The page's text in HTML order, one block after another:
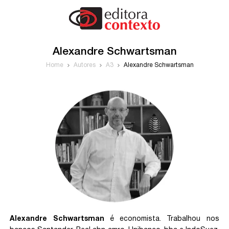
Alexandre Schwartsman
Home Autores A3 Alexandre Schwartsman
Alexandre Schwartsman é economista. Trabalhou nos